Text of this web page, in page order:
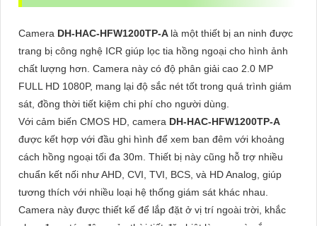
Camera DH-HAC-HFW1200TP-A là một thiết bị an ninh được
trang bị công nghệ ICR giúp lọc tia hồng ngoại cho hình ảnh
chất lượng hơn. Camera này có độ phân giải cao 2.0 MP
FULL HD 1080P, mang lại độ sắc nét tốt trong quá trình giám
sát, đồng thời tiết kiệm chi phí cho người dùng.
Với cảm biến CMOS HD, camera DH-HAC-HFW1200TP-A
được kết hợp với đầu ghi hình để xem ban đêm với khoảng
cách hồng ngoại tối đa 30m. Thiết bị này cũng hỗ trợ nhiều
chuẩn kết nối như AHD, CVI, TVI, BCS, và HD Analog, giúp
tương thích với nhiều loại hệ thống giám sát khác nhau.
Camera này được thiết kế để lắp đặt ở vị trí ngoài trời, khắc